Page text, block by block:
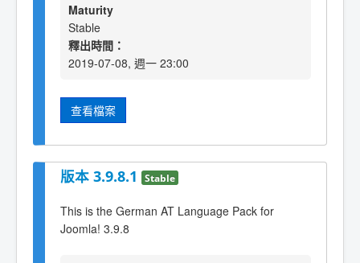
Maturity
Stable
釋出時間：
2019-07-08, 週一 23:00
查看檔案
版本 3.9.8.1 Stable
This is the German AT Language Pack for
Joomla! 3.9.8